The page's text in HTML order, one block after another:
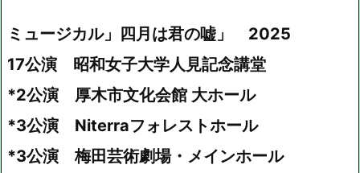
ミュージカル」四月は君の嘘」 2025
17公演 昭和女子大学人見記念講堂
*2公演 厚木市文化会館 大ホール
*3公演 Niterraフォレストホール
*3公演 梅田芸術劇場・メインホール